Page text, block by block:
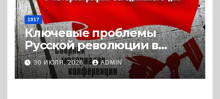
1917
Ключевые проблемы
Русской революции в
историографии
сегодняшнего дня (2024) *
Книга
30 ИЮЛЯ, 2026 ADMIN